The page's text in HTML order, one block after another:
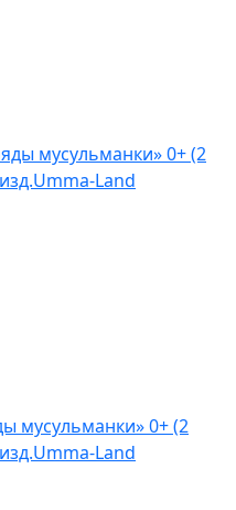
мусульманки» 0+ (2
Land